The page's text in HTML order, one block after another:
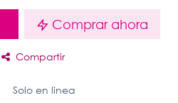
Comprar ahora
Compartir
Solo en linea